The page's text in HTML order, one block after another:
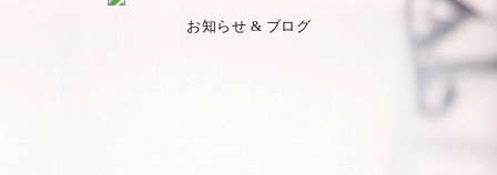
お知らせ & ブログ